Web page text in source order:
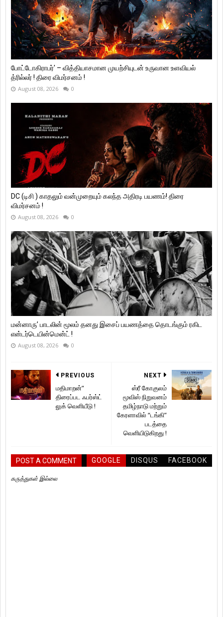
போட்டோகிராபர்' – வித்தியாசமான முயற்சியுடன் உருவான உளவியல்
த்ரில்லர் ! திரை விமர்சனம் !
August 08, 2026 0
DC (டிசி ) காதலும் வன்முறையும் கலந்த அதிரடி பயணம்! திரை
விமர்சனம் !
August 08, 2026 0
மன்னாரு’ பாடலின் மூலம் தனது இசைப் பயணத்தை தொடங்கும் ரகிட
என்டர்டெயின்மென்ட் !
August 08, 2026 0
NEXT
ஸ்ரீ கோகுலம்
மூவிஸ் நிறுவனம்
தமிழ்நாடு மற்றும்
கேரளாவில் “டங்கி”
படத்தை
வெளியிடுகிறது !
PREVIOUS
மதிமாறன்”
திரைப்பட ஃபர்ஸ்ட்
லுக் வெளியீடு !
POST A COMMENT GOOGLE DISQUS FACEBOOK
கருத்துகள் இல்லை